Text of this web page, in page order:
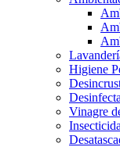
Higiene
Vinagre